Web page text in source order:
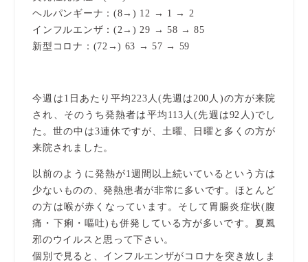
ヘルパンギーナ：(8→) 12 → 1 → 2
インフルエンザ：(2→) 29 → 58 → 85
新型コロナ：(72→) 63 → 57 → 59
今週は1日あたり平均223人(先週は200人)の方が来院
され、そのうち発熱者は平均113人(先週は92人)でし
た。世の中は3連休ですが、土曜、日曜と多くの方が
来院されました。
以前のように発熱が1週間以上続いているという方は
少ないものの、発熱患者が非常に多いです。ほとんど
の方は喉が赤くなっています。そして胃腸炎症状(腹
痛・下痢・嘔吐)も併発している方が多いです。夏風
邪のウイルスと思って下さい。
個別で見ると、インフルエンザがコロナを突き放しま